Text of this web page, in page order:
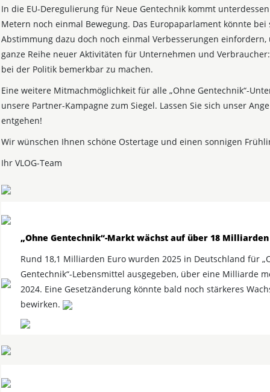
In die EU-Deregulierung für Neue Gentechnik kommt
Metern noch einmal Bewegung. Das Europaparlament könnte
Abstimmung dazu doch noch einmal Verbesserungen
ganze Reihe neuer Aktivitäten für Unternehmen und
bei der Politik bemerkbar zu machen.
Eine weitere Mitmachmöglichkeit für alle „Ohne Gentechnik“-
unsere Partner-Kampagne zum Siegel. Lassen Sie sich unser
entgehen!
Wir wünschen Ihnen schöne Ostertage und einen sonnigen
Ihr VLOG-Team
„Ohne Gentechnik“-Markt wächst auf über 18 Milliarden
Rund 18,1 Milliarden Euro wurden 2025 in Deutschland für
Gentechnik“-Lebensmittel ausgegeben, über eine Milliarde
2024. Eine Gesetzänderung könnte bald noch stärkeres
bewirken.